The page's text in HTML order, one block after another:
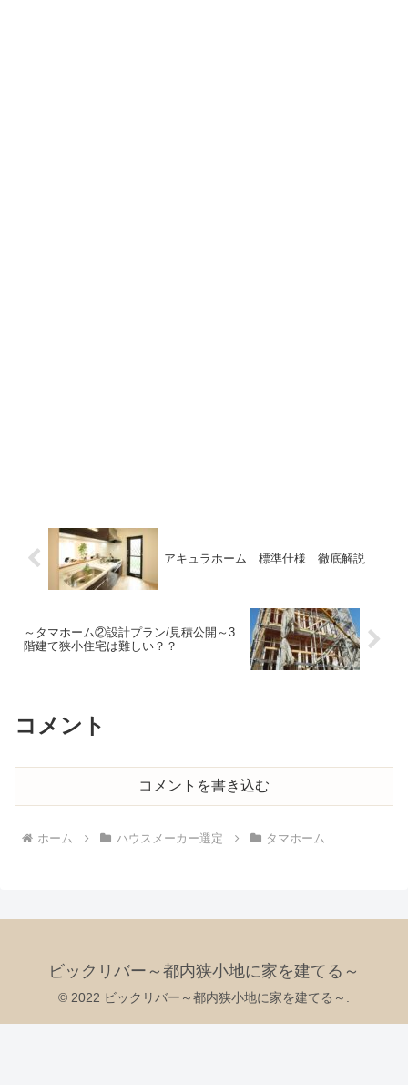
アキュラホーム 標準仕様 徹底解説
～タマホーム②設計プラン/見積公開～3
階建て狭小住宅は難しい？？
コメント
コメントを書き込む
ホーム ハウスメーカー選定 タマホーム
ビックリバー～都内狭小地に家を建てる～
© 2022 ビックリバー～都内狭小地に家を建てる～.